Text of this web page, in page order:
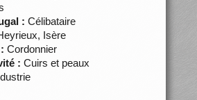
: Célibataire
Isère
Cordonnier
: Cuirs et peaux